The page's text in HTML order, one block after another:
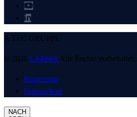
A TEC GRUPPE
© 2026 CS4Web Alle Rechte vorbehalten.
Impressum
Datenschutz
NACH